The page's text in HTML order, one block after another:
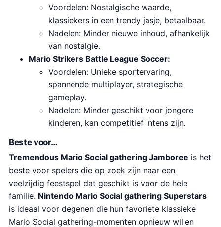
Voordelen: Nostalgische waarde,
klassiekers in een trendy jasje, betaalbaar.
Nadelen: Minder nieuwe inhoud, afhankelijk
van nostalgie.
Mario Strikers Battle League Soccer:
Voordelen: Unieke sportervaring,
spannende multiplayer, strategische
gameplay.
Nadelen: Minder geschikt voor jongere
kinderen, kan competitief intens zijn.
Beste voor…
Tremendous Mario Social gathering Jamboree is het
beste voor spelers die op zoek zijn naar een
veelzijdig feestspel dat geschikt is voor de hele
familie. Nintendo Mario Social gathering Superstars
is ideaal voor degenen die hun favoriete klassieke
Mario Social gathering-momenten opnieuw willen